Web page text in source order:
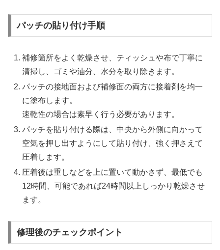
パッチの貼り付け手順
補修箇所をよく乾燥させ、ティッシュや布で丁寧に
清掃し、ゴミや油分、水分を取り除きます。
パッチの接地面および補修面の両方に接着剤を均一
に塗布します。
速乾性の場合は素早く行う必要があります。
パッチを貼り付ける際は、中央から外側に向かって
空気を押し出すようにして貼り付け、強く押さえて
圧着します。
圧着後は重しなどを上に置いて動かさず、最低でも
12時間、可能であれば24時間以上しっかり乾燥させ
ます。
修理後のチェックポイント